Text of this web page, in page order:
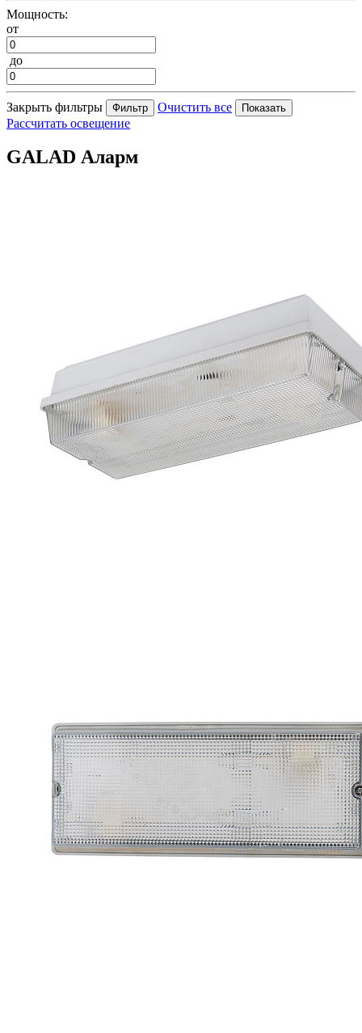
Мощность:
от
до
Закрыть фильтры
Очистить все
Рассчитать освещение
GALAD Аларм